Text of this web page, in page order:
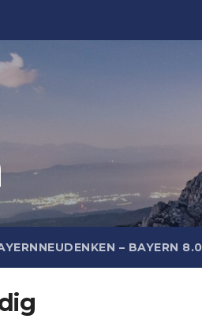
– BAYERN 8.0